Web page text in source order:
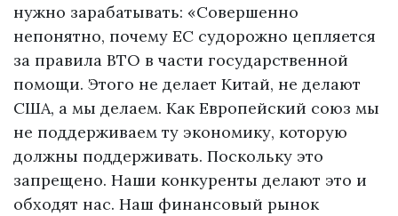
нужно зарабатывать: «Совершенно
непонятно, почему ЕС судорожно цепляется
за правила ВТО в части государственной
помощи. Этого не делает Китай, не делают
США, а мы делаем. Как Европейский союз мы
не поддерживаем ту экономику, которую
должны поддерживать. Поскольку это
запрещено. Наши конкуренты делают это и
обходят нас. Наш финансовый рынок